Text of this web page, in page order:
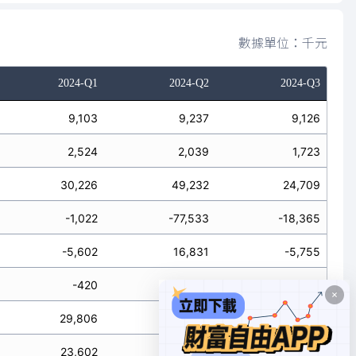
數據單位：千元
2024-Q1 2024-Q2 2024-Q3
9,103 9,237 9,126
2,524 2,039 1,723
30,226 49,232 24,709
-1,022 -77,533 -18,365
-5,602 16,831 -5,755
-420 -9,413
29,806 39,819 20,713
23,602 -11,470 589